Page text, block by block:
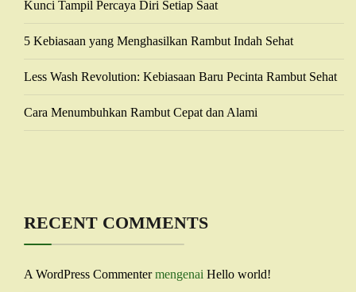
Kunci Tampil Percaya Diri Setiap Saat
5 Kebiasaan yang Menghasilkan Rambut Indah Sehat
Less Wash Revolution: Kebiasaan Baru Pecinta Rambut Sehat
Cara Menumbuhkan Rambut Cepat dan Alami
RECENT COMMENTS
A WordPress Commentermengenai Hello world!